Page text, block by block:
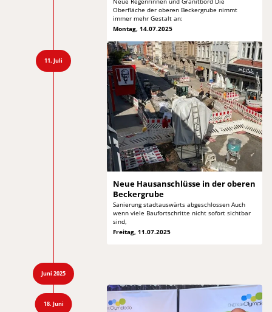
Oberfläche der oberen Beckergrube nimmt
immer mehr Gestalt an:
Montag, 14.07.2025
11. Juli
Neue Hausanschlüsse in der oberen
Beckergrube
Sanierung stadtauswärts abgeschlossen Auch
wenn viele Baufortschritte nicht sofort sichtbar
sind,
Freitag, 11.07.2025
Juni 2025
18. Juni